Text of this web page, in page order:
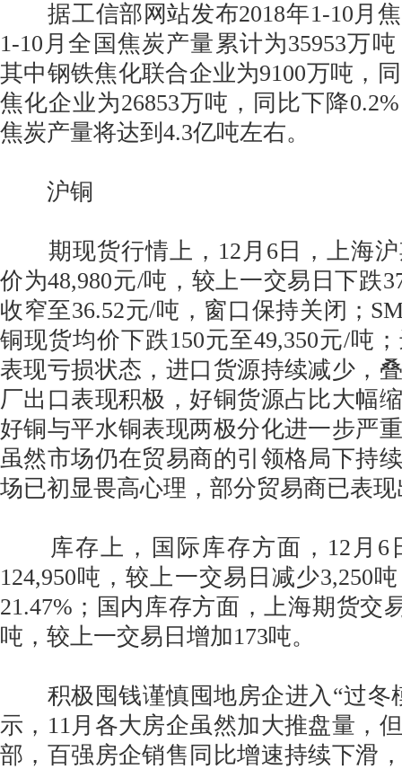
据工信部网站发布2018年1-10月
1-10月全国焦炭产量累计为35953万
其中钢铁焦化联合企业为9100万吨，
焦化企业为26853万吨，同比下降
焦炭产量将达到4.3亿吨左右。
沪铜
期现货行情上，12月6日，上海沪
价为48,980元/吨，较上一交易日下跌
收窄至36.52元/吨，窗口保持关闭；
铜现货均价下跌150元至49,350元/吨
表现亏损状态，进口货源持续减少，
厂出口表现积极，好铜货源占比大幅
好铜与平水铜表现两极分化进一步严
虽然市场仍在贸易商的引领格局下持
场已初显畏高心理，部分贸易商已表
库存上，国际库存方面，12月6
124,950吨，较上一交易日减少3,250
21.47%；国内库存方面，上海期货交
吨，较上一交易日增加173吨。
积极囤钱谨慎囤地房企进入“过冬
示，11月各大房企虽然加大推盘量，
部，百强房企销售同比增速持续下滑